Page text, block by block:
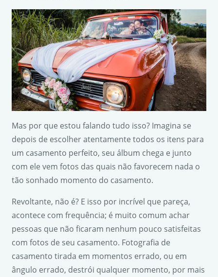
Mas por que estou falando tudo isso? Imagina se
depois de escolher atentamente todos os itens para
um casamento perfeito, seu álbum chega e junto
com ele vem fotos das quais não favorecem nada o
tão sonhado momento do casamento.
Revoltante, não é? E isso por incrível que pareça,
acontece com frequência; é muito comum achar
pessoas que não ficaram nenhum pouco satisfeitas
com fotos de seu casamento. Fotografia de
casamento tirada em momentos errado, ou em
ângulo errado, destrói qualquer momento, por mais